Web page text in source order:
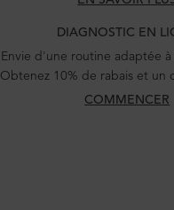
DIAGNOSTIC EN
Envie d'une routine adaptée à
Obtenez 10% de rabais et un
COMMENCER